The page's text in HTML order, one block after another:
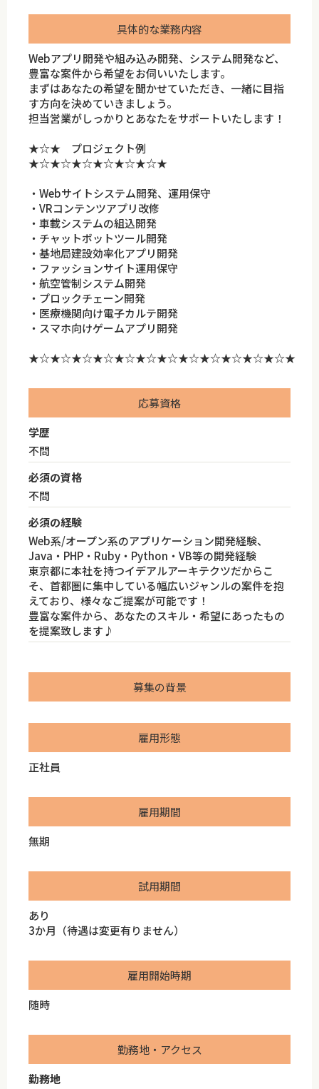
具体的な業務内容
Webアプリ開発や組み込み開発、システム開発など、
豊富な案件から希望をお伺いいたします。
まずはあなたの希望を聞かせていただき、一緒に目指
す方向を決めていきましょう。
担当営業がしっかりとあなたをサポートいたします！
★☆★ プロジェクト例
★☆★☆★☆★☆★☆★☆★
・Webサイトシステム開発、運用保守
・VRコンテンツアプリ改修
・車載システムの組込開発
・チャットボットツール開発
・基地局建設効率化アプリ開発
・ファッションサイト運用保守
・航空管制システム開発
・プロックチェーン開発
・医療機関向け電子カルテ開発
・スマホ向けゲームアプリ開発
★☆★☆★☆★☆★☆★☆★☆★☆★☆★☆★☆★☆★
応募資格
学歴
不問
必須の資格
不問
必須の経験
Web系/オープン系のアプリケーション開発経験、
Java・PHP・Ruby・Python・VB等の開発経験
東京都に本社を持つイデアルアーキテクツだからこ
そ、首都圏に集中している幅広いジャンルの案件を抱
えており、様々なご提案が可能です！
豊富な案件から、あなたのスキル・希望にあったもの
を提案致します♪
募集の背景
雇用形態
正社員
雇用期間
無期
試用期間
あり
3か月（待遇は変更有りません）
雇用開始時期
随時
勤務地・アクセス
勤務地